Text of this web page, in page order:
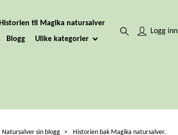
Historien til Magika natursalver
Blogg
Ulike kategorier
Logg inn
Natursalver sin blogg Historien bak Magika natursalver.